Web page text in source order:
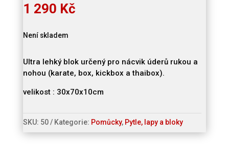
1 290 Kč
Není skladem
Ultra lehký blok určený pro nácvik úderů rukou a
nohou (karate, box, kickbox a thaibox).
velikost : 30x70x10cm
SKU: 50 Kategorie: Pomůcky, Pytle, lapy a bloky